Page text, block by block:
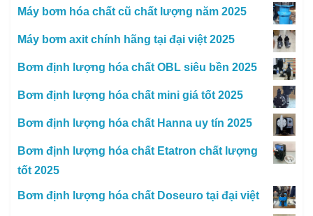
Máy bơm hóa chất cũ chất lượng năm 2025
Máy bơm axit chính hãng tại đại việt 2025
Bơm định lượng hóa chất OBL siêu bền 2025
Bơm định lượng hóa chất mini giá tốt 2025
Bơm định lượng hóa chất Hanna uy tín 2025
Bơm định lượng hóa chất Etatron chất lượng
tốt 2025
Bơm định lượng hóa chất Doseuro tại đại việt